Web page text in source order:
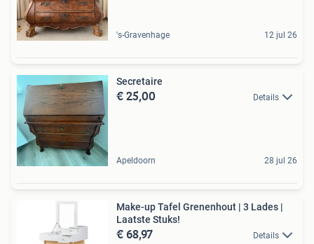
's-Gravenhage 12 jul 26
Secretaire
€ 25,00 Details
Apeldoorn 28 jul 26
Make-up Tafel Grenenhout | 3 Lades |
Laatste Stuks!
€ 68,97 Details